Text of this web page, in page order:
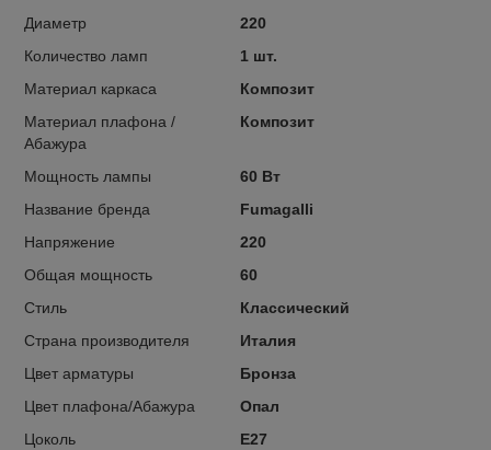
Диаметр
220
Количество ламп
1 шт.
Материал каркаса
Композит
Материал плафона /
Абажура
Композит
Мощность лампы
60 Вт
Название бренда
Fumagalli
Напряжение
220
Общая мощность
60
Стиль
Классический
Страна производителя
Италия
Цвет арматуры
Бронза
Цвет плафона/Абажура
Опал
Цоколь
E27